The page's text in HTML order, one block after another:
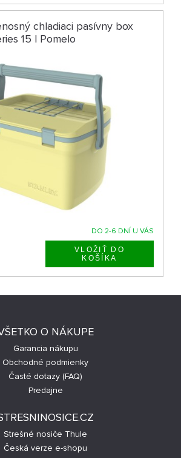
chladiaci pasívny box
15 l Pomelo
DO 2-6 DNÍ U VÁS
O NÁKUPE
Garancia nákupu
Obchodné podmienky
Časté dotazy (FAQ)
Predajne
Strešné nosiče Thule
Česká verze e-shopu